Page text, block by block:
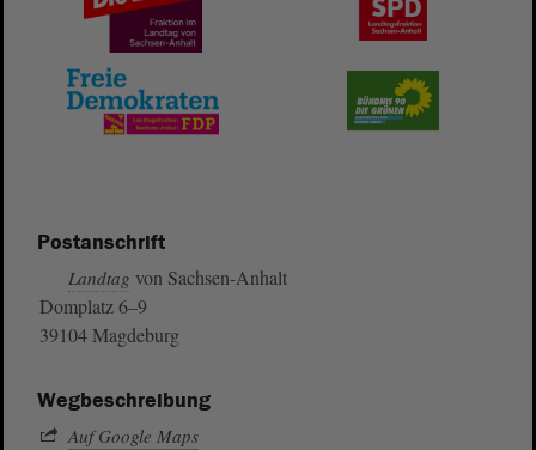
Postanschrift
Landtag von Sachsen-Anhalt
Domplatz 6–9
39104 Magdeburg
Wegbeschreibung
Auf Google Maps